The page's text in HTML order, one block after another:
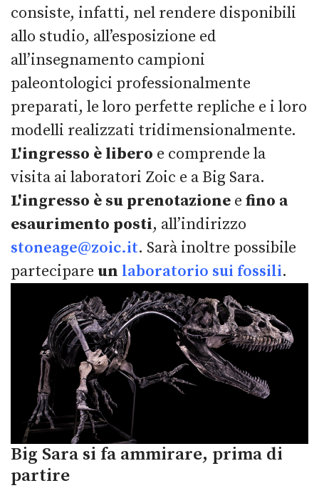
consiste, infatti, nel rendere disponibili
allo studio, all’esposizione ed
all’insegnamento campioni
paleontologici professionalmente
preparati, le loro perfette repliche e i loro
modelli realizzati tridimensionalmente.
L'ingresso è libero e comprende la
visita ai laboratori Zoic e a Big Sara.
L'ingresso è su prenotazione e fino a
esaurimento posti, all’indirizzo
stoneage@zoic.it. Sarà inoltre possibile
partecipare un laboratorio sui fossili.
Big Sara si fa ammirare, prima di
partire